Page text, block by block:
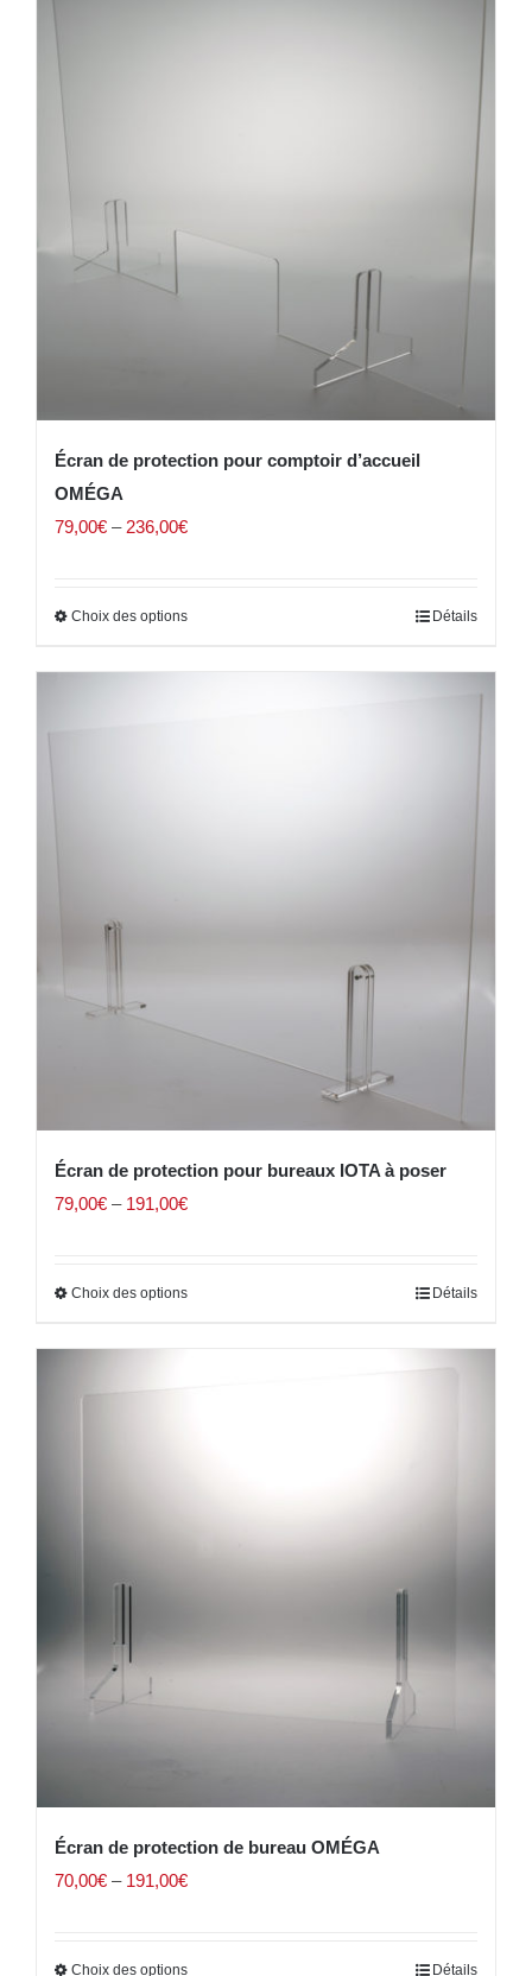
Écran de protection pour comptoir d’accueil
OMÉGA
79,00€ – 236,00€
Choix des options Détails
Écran de protection pour bureaux IOTA à poser
79,00€ – 191,00€
Choix des options Détails
Écran de protection de bureau OMÉGA
70,00€ – 191,00€
Choix des options Détails